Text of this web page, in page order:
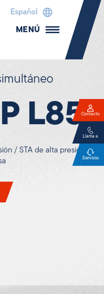
Español
MENÚ
L85
/ STA de alta presión
Contacto
Llama a
Servicio